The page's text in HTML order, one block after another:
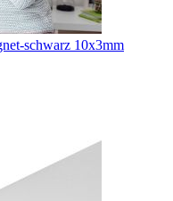
schwarz 10x3mm